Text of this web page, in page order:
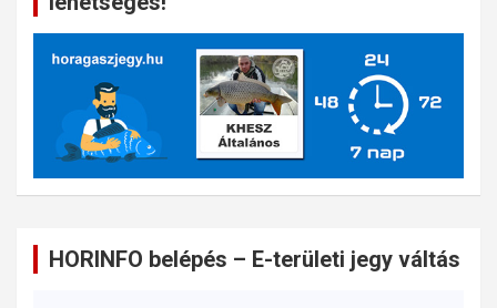
HORINFO belépés – E-területi jegy váltás